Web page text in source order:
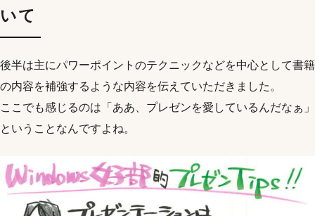
いて
後半は主にパワーポイントのテクニックなどを中心として書籍
の内容を補強するような内容を伝えていただきました。
ここでも感じるのは「ああ、プレゼンを愛しているんだなぁ」
ということなんですよね。